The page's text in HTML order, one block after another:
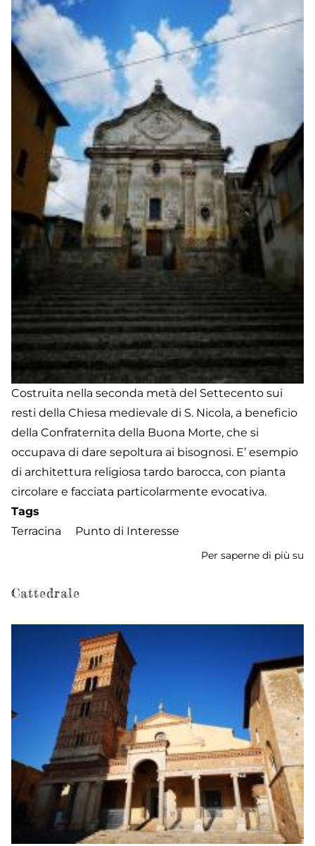
Costruita nella seconda metà del Settecento sui
resti della Chiesa medievale di S. Nicola, a beneficio
della Confraternita della Buona Morte, che si
occupava di dare sepoltura ai bisognosi. E’ esempio
di architettura religiosa tardo barocca, con pianta
circolare e facciata particolarmente evocativa.
Tags
Terracina
Punto di Interesse
Per saperne di più su
Cattedrale